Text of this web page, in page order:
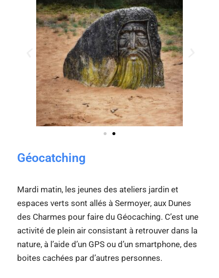
Géocatching
Mardi matin, les jeunes des ateliers jardin et
espaces verts sont allés à Sermoyer, aux Dunes
des Charmes pour faire du Géocaching. C’est une
activité de plein air consistant à retrouver dans la
nature, à l’aide d’un GPS ou d’un smartphone, des
boites cachées par d’autres personnes.